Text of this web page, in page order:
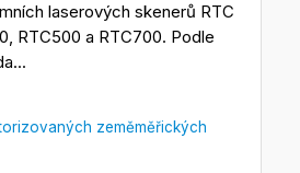
laserových skenerů RTC
RTC500 a RTC700. Podle
zeměměřických